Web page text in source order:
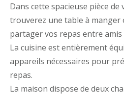
Dans cette spacieuse pièce de
trouverez une table à manger
partager vos repas entre amis
La cuisine est entièrement
appareils nécessaires pour
repas.
La maison dispose de deux